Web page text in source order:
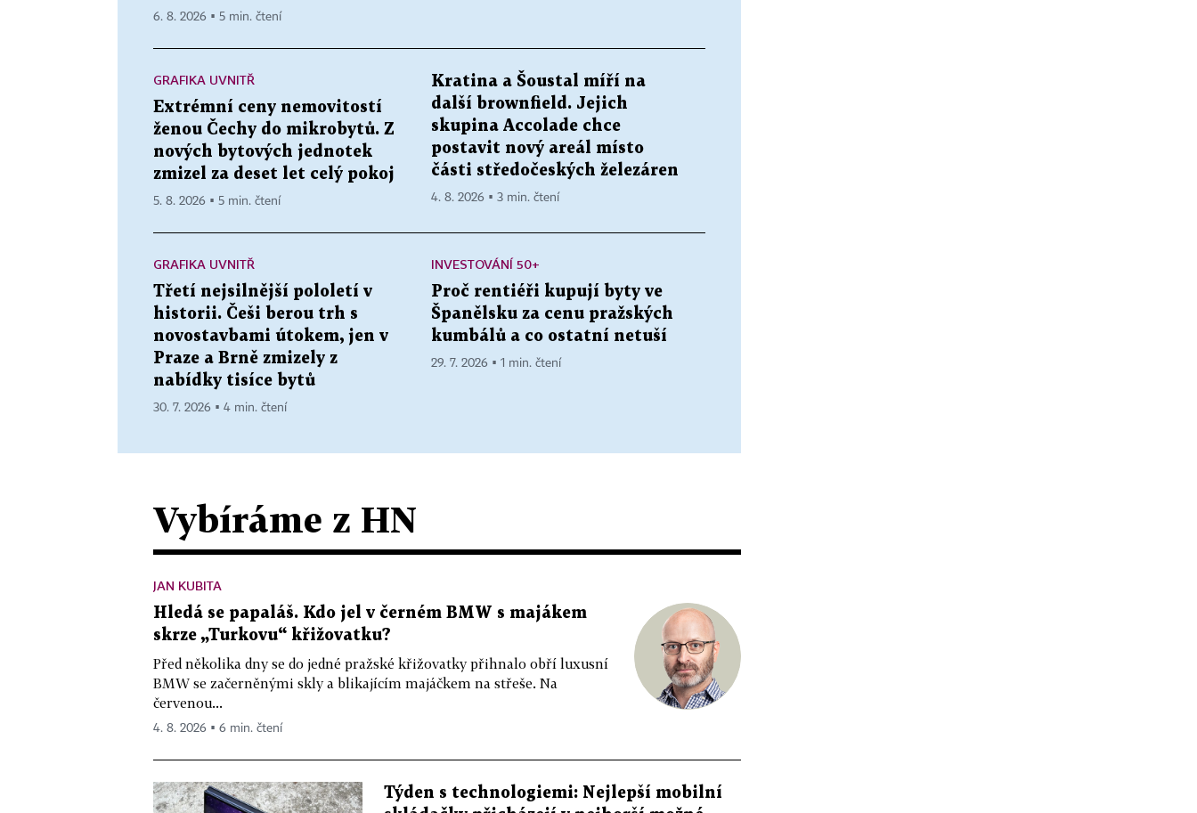
6. 8. 2026 ▪ 5 min. čtení
GRAFIKA UVNITŘ
Extrémní ceny nemovitostí
ženou Čechy do mikrobytů. Z
nových bytových jednotek
zmizel za deset let celý pokoj
5. 8. 2026 ▪ 5 min. čtení
Kratina a Šoustal míří na
další brownfield. Jejich
skupina Accolade chce
postavit nový areál místo
části středočeských železáren
4. 8. 2026 ▪ 3 min. čtení
GRAFIKA UVNITŘ
Třetí nejsilnější pololetí v
historii. Češi berou trh s
novostavbami útokem, jen v
Praze a Brně zmizely z
nabídky tisíce bytů
30. 7. 2026 ▪ 4 min. čtení
INVESTOVÁNÍ 50+
Proč rentiéři kupují byty ve
Španělsku za cenu pražských
kumbálů a co ostatní netuší
29. 7. 2026 ▪ 1 min. čtení
Vybíráme z HN
JAN KUBITA
Hledá se papaláš. Kdo jel v černém BMW s majákem
skrze „Turkovu“ křižovatku?
Před několika dny se do jedné pražské křižovatky přihnalo obří luxusní
BMW se začerněnými skly a blikajícím majáčkem na střeše. Na
červenou...
4. 8. 2026 ▪ 6 min. čtení
Týden s technologiemi: Nejlepší mobilní